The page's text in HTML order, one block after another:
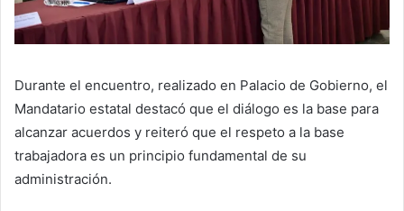
Durante el encuentro, realizado en Palacio de Gobierno, el
Mandatario estatal destacó que el diálogo es la base para
alcanzar acuerdos y reiteró que el respeto a la base
trabajadora es un principio fundamental de su
administración.